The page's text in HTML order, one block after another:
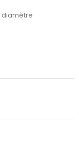
diamètre